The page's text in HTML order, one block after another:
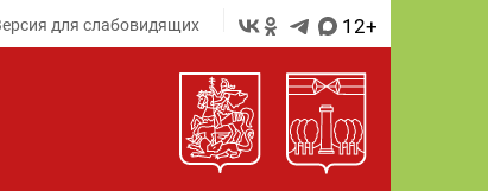
для слабовидящих 12+